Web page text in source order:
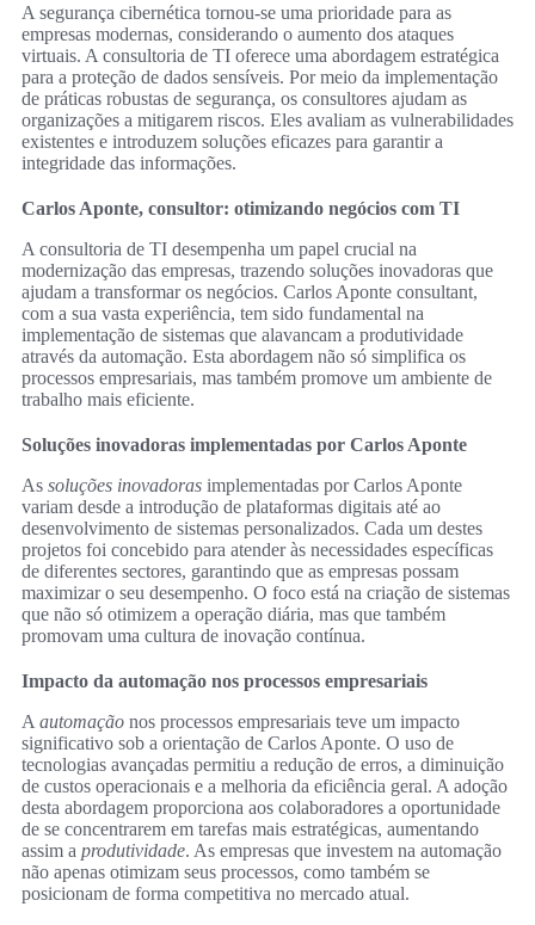
A segurança cibernética tornou-se uma prioridade para as
empresas modernas, considerando o aumento dos ataques
virtuais. A consultoria de TI oferece uma abordagem estratégica
para a proteção de dados sensíveis. Por meio da implementação
de práticas robustas de segurança, os consultores ajudam as
organizações a mitigarem riscos. Eles avaliam as vulnerabilidades
existentes e introduzem soluções eficazes para garantir a
integridade das informações.
Carlos Aponte, consultor: otimizando negócios com TI
A consultoria de TI desempenha um papel crucial na
modernização das empresas, trazendo soluções inovadoras que
ajudam a transformar os negócios. Carlos Aponte consultant,
com a sua vasta experiência, tem sido fundamental na
implementação de sistemas que alavancam a produtividade
através da automação. Esta abordagem não só simplifica os
processos empresariais, mas também promove um ambiente de
trabalho mais eficiente.
Soluções inovadoras implementadas por Carlos Aponte
As soluções inovadoras implementadas por Carlos Aponte
variam desde a introdução de plataformas digitais até ao
desenvolvimento de sistemas personalizados. Cada um destes
projetos foi concebido para atender às necessidades específicas
de diferentes sectores, garantindo que as empresas possam
maximizar o seu desempenho. O foco está na criação de sistemas
que não só otimizem a operação diária, mas que também
promovam uma cultura de inovação contínua.
Impacto da automação nos processos empresariais
A automação nos processos empresariais teve um impacto
significativo sob a orientação de Carlos Aponte. O uso de
tecnologias avançadas permitiu a redução de erros, a diminuição
de custos operacionais e a melhoria da eficiência geral. A adoção
desta abordagem proporciona aos colaboradores a oportunidade
de se concentrarem em tarefas mais estratégicas, aumentando
assim a produtividade. As empresas que investem na automação
não apenas otimizam seus processos, como também se
posicionam de forma competitiva no mercado atual.